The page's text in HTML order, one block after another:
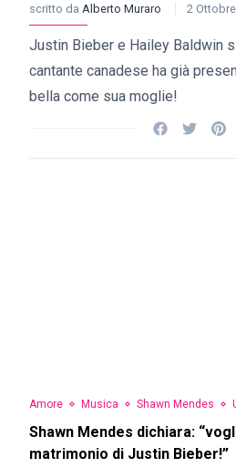
scritto da Alberto Muraro 2
Justin Bieber e Hailey Baldwin
cantante canadese ha già
bella come sua moglie!
Amore Musica Shawn Mendes
Shawn Mendes dichiara:
matrimonio di Justin Bieber!”